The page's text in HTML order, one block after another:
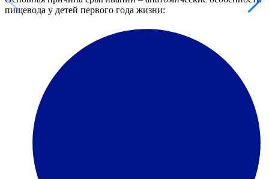
пищевода у детей первого года жизни: